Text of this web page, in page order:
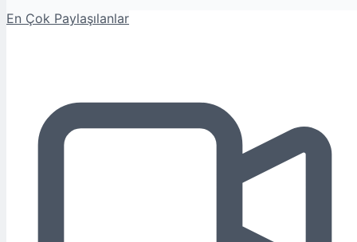
En Çok Paylaşılanlar